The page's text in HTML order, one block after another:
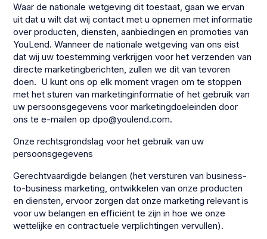
Waar de nationale wetgeving dit toestaat, gaan we ervan
uit dat u wilt dat wij contact met u opnemen met informatie
over producten, diensten, aanbiedingen en promoties van
YouLend. Wanneer de nationale wetgeving van ons eist
dat wij uw toestemming verkrijgen voor het verzenden van
directe marketingberichten, zullen we dit van tevoren
doen. U kunt ons op elk moment vragen om te stoppen
met het sturen van marketinginformatie of het gebruik van
uw persoonsgegevens voor marketingdoeleinden door
ons te e-mailen op dpo@youlend.com.
Onze rechtsgrondslag voor het gebruik van uw
persoonsgegevens
Gerechtvaardigde belangen (het versturen van business-
to-business marketing, ontwikkelen van onze producten
en diensten, ervoor zorgen dat onze marketing relevant is
voor uw belangen en efficiënt te zijn in hoe we onze
wettelijke en contractuele verplichtingen vervullen).